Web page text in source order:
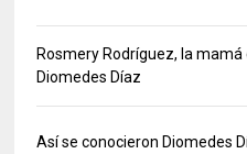
Rosmery Rodríguez, la mamá
Diomedes Díaz
Así se conocieron Diomedes